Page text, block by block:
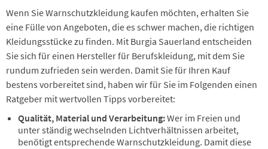
Wenn Sie Warnschutzkleidung kaufen möchten, erhalten Sie
eine Fülle von Angeboten, die es schwer machen, die richtigen
Kleidungsstücke zu finden. Mit Burgia Sauerland entscheiden
Sie sich für einen Hersteller für Berufskleidung, mit dem Sie
rundum zufrieden sein werden. Damit Sie für Ihren Kauf
bestens vorbereitet sind, haben wir für Sie im Folgenden einen
Ratgeber mit wertvollen Tipps vorbereitet:
Qualität, Material und Verarbeitung:Wer im Freien und
unter ständig wechselnden Lichtverhältnissen arbeitet,
benötigt entsprechende Warnschutzkleidung. Damit diese